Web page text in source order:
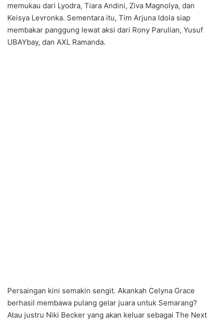
memukau dari Lyodra, Tiara Andini, Ziva Magnolya, dan
Keisya Levronka. Sementara itu, Tim Arjuna Idola siap
membakar panggung lewat aksi dari Rony Parulian, Yusuf
UBAYbay, dan AXL Ramanda.
Persaingan kini semakin sengit. Akankah Celyna Grace
berhasil membawa pulang gelar juara untuk Semarang?
Atau justru Niki Becker yang akan keluar sebagai The Next